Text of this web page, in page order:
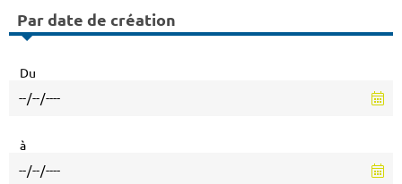
Par date de création
Du
à